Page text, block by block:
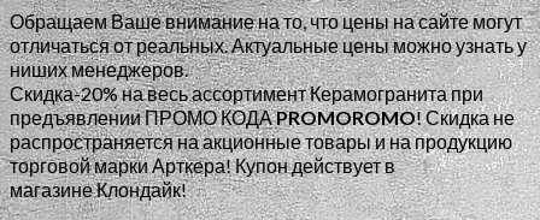
Обращаем Ваше внимание на то, что цены на сайте могут
отличаться от реальных. Актуальные цены можно узнать у
ниших менеджеров.
Скидка-20% на весь ассортимент Керамогранита при
предъявлении ПРОМО КОДАPROMOROMO!Скидка не
распространяется на акционные товары и на продукцию
торговой марки Арткера! Купон действует в
магазине Клондайк!